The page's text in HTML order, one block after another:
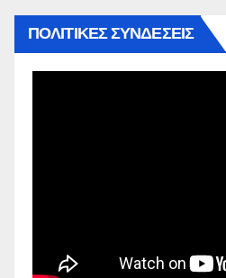
ΠΟΛΙΤΙΚΕΣ ΣΥΝΔΕΣΕΙΣ